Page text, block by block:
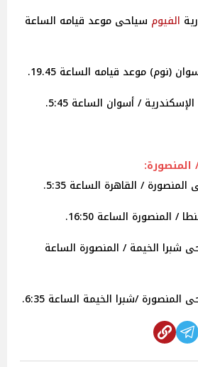
الفيوم سياحى موعد قيامه الساعة
1915 سياحى شبرا الخيمة / المنصورة الساعة